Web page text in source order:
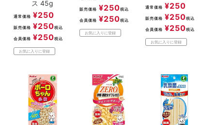
ス 45g
通常価格 ¥250
販売価格 ¥250税込
会員価格 ¥250税込
お気に入りに登録
販売価格 ¥250税込
会員価格 ¥250税込
お気に入りに登録
通常価格 ¥250
販売価格 ¥250税込
会員価格 ¥250税込
お気に入りに登録